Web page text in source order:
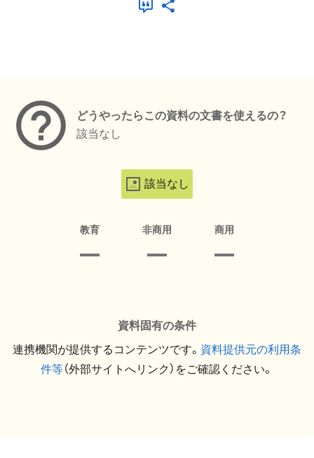
どうやったらこの資料の文書を使えるの？
該当なし
該当なし
教育 非商用 商用
資料固有の条件
連携機関が提供するコンテンツです。 資料提供元の利用条
件等（外部サイトへリンク）をご確認ください。